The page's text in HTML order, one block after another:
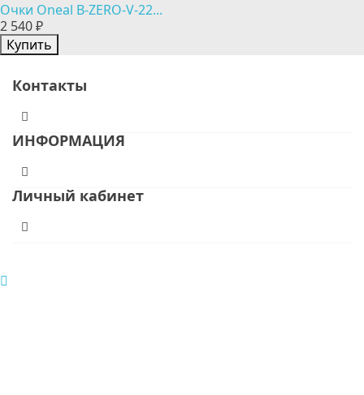
Очки Oneal B-ZERO-V-22...
2 540 ₽
Купить
Контакты
ИНФОРМАЦИЯ
Личный кабинет